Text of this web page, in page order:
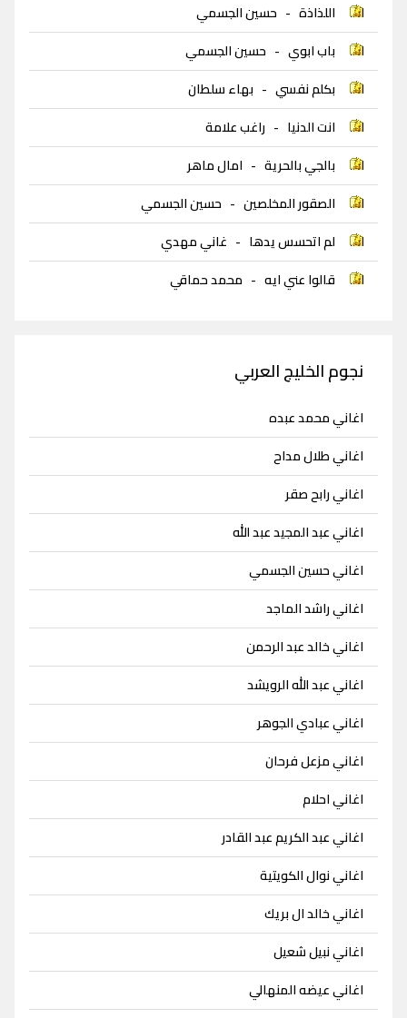
اللذاذة - حسين الجسمي
باب ابوي - حسين الجسمي
بكلم نفسي - بهاء سلطان
انت الدنيا - راغب علامة
بالجي بالحرية - امال ماهر
الصقور المخلصين - حسين الجسمي
لم اتحسس يدها - غاني مهدي
قالوا عني ايه - محمد حماقي
نجوم الخليج العربي
اغاني محمد عبده
اغاني طلال مداح
اغاني رابح صقر
اغاني عبد المجيد عبد الله
اغاني حسين الجسمي
اغاني راشد الماجد
اغاني خالد عبد الرحمن
اغاني عبد الله الرويشد
اغاني عبادي الجوهر
اغاني مزعل فرحان
اغاني احلام
اغاني عبد الكريم عبد القادر
اغاني نوال الكويتية
اغاني خالد ال بريك
اغاني نبيل شعيل
اغاني عيضه المنهالي